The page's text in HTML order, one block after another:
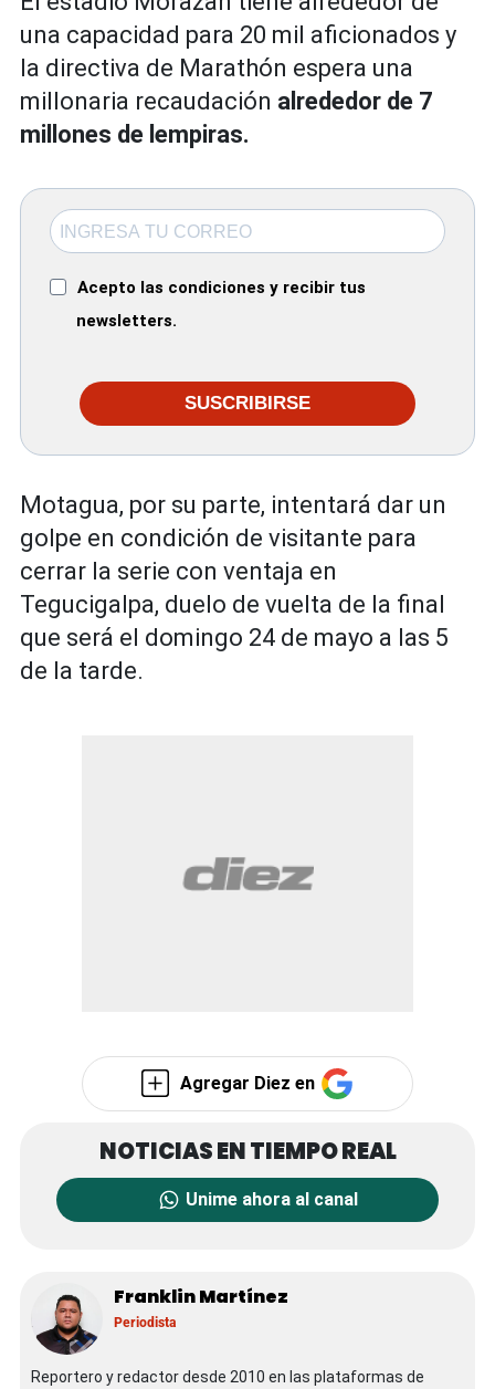
una capacidad para 20 mil aficionados y
la directiva de Marathón espera una
millonaria recaudación alrededor de 7
millones de lempiras.
Acepto las condiciones y recibir tus
newsletters.
SUSCRIBIRSE
Motagua, por su parte, intentará dar un
golpe en condición de visitante para
cerrar la serie con ventaja en
Tegucigalpa, duelo de vuelta de la final
que será el domingo 24 de mayo a las 5
de la tarde.
Agregar Diez en
Unime ahora al canal
Franklin Martínez
Periodista
Reportero y redactor desde 2010 en las plataformas de